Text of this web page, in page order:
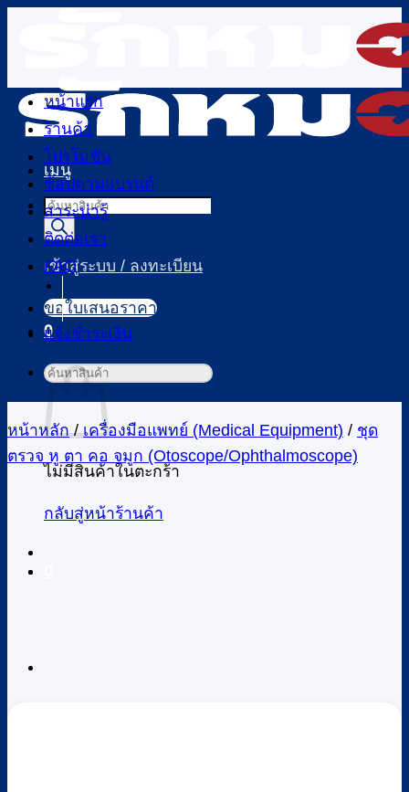
เนื้อหา
เมนู
Products
search
เข้าสู่ระบบ / ลงทะเบียน
0
ไม่มีสินค้าในตะกร้า
กลับสู่หน้าร้านค้า
หน้าแรก
ร้านค้า
โปรโมชัน
ช้อปตามแบรนด์
สาระน่ารู้
ติดต่อเรา
FAQ
ขอใบเสนอราคา
แจ้งชำระเงิน
ค้นหา:
หน้าหลัก / เครื่องมือแพทย์ (Medical Equipment) / ชุด
ตรวจ หู ตา คอ จมูก (Otoscope/Ophthalmoscope)